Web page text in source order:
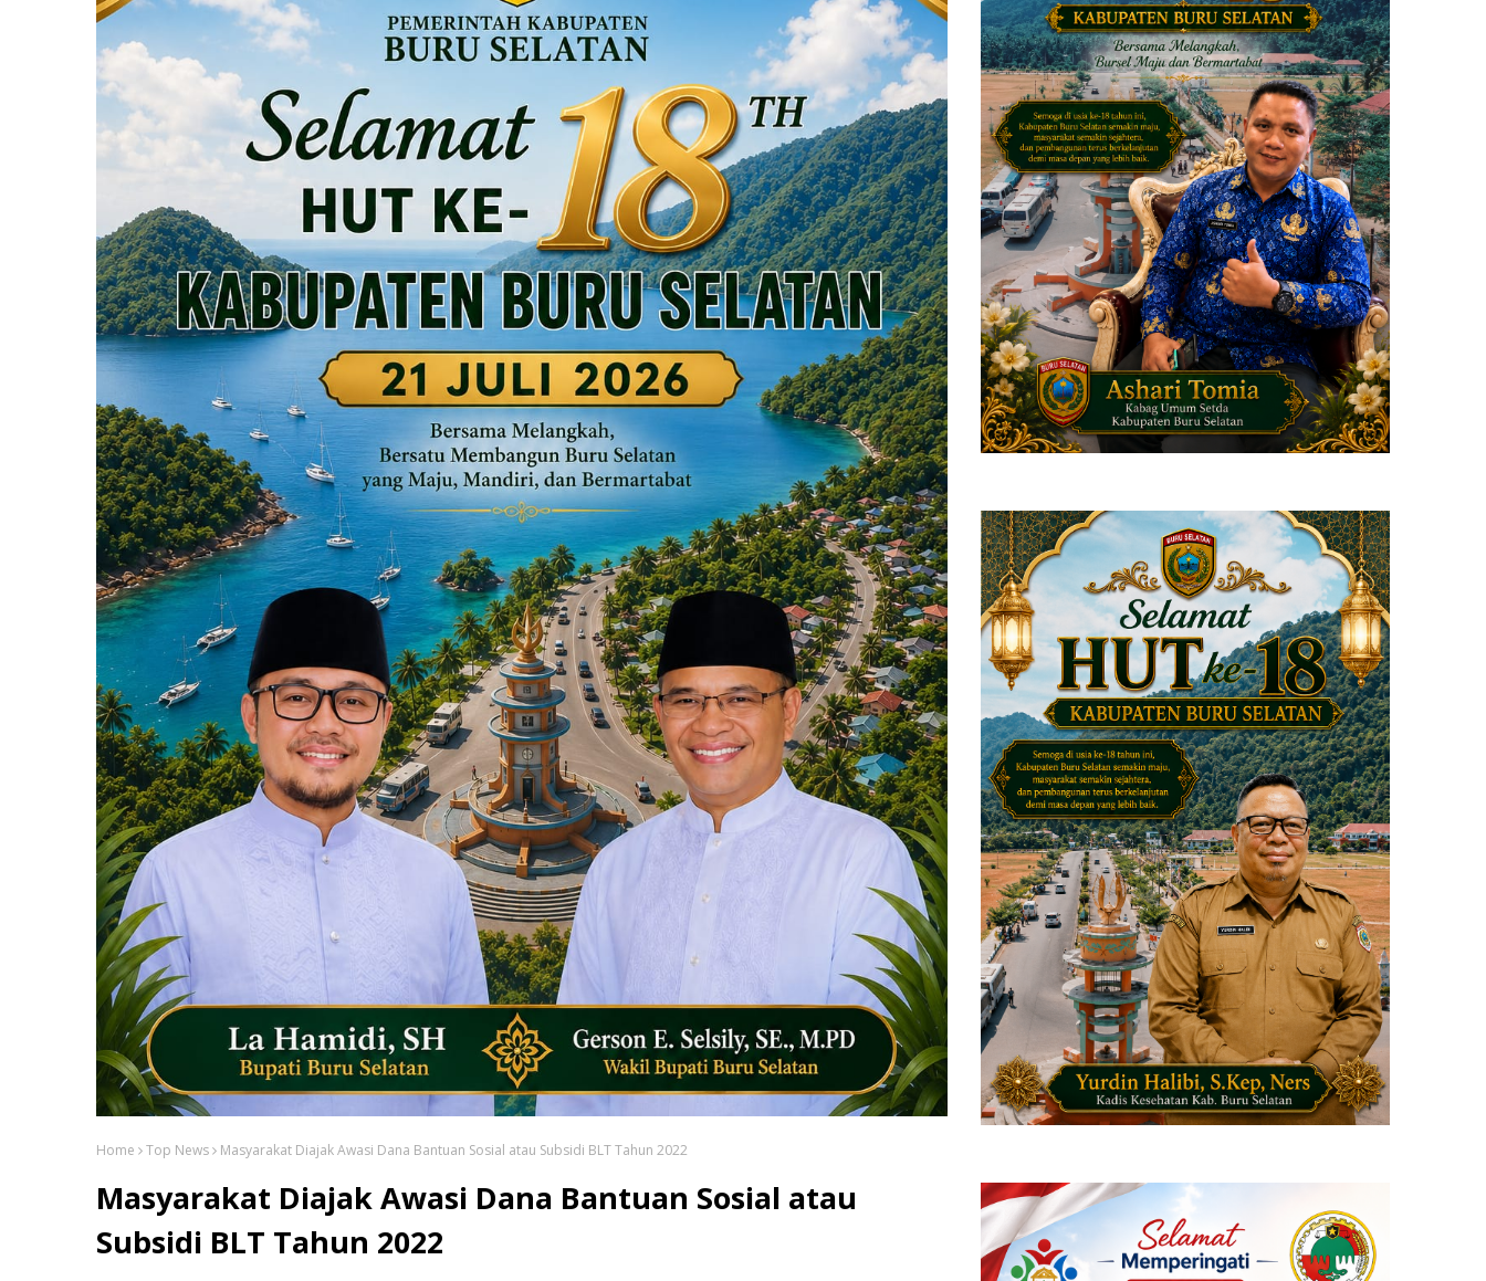
Home Top News Masyarakat Diajak Awasi Dana Bantuan Sosial atau Subsidi BLT Tahun 2022
Masyarakat Diajak Awasi Dana Bantuan Sosial atau
Subsidi BLT Tahun 2022